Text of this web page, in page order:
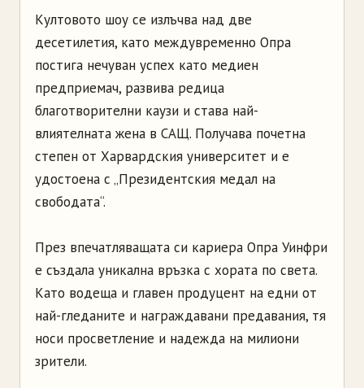
Култовото шоу се излъчва над две
десетилетия, като междувременно Опра
постига нечуван успех като медиен
предприемач, развива редица
благотворителни каузи и става най-
влиятелната жена в САЩ. Получава почетна
степен от Харвардския университет и е
удостоена с „Президентския медал на
свободата“.
През впечатляващата си кариера Опра Уинфри
е създала уникална връзка с хората по света.
Като водеща и главен продуцент на едни от
най-гледаните и награждавани предавания, тя
носи просветление и надежда на милиони
зрители.